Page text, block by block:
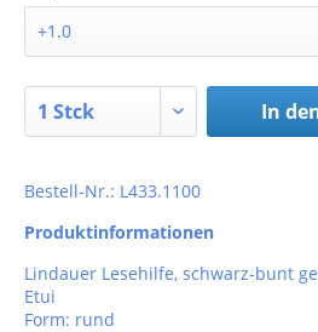
In
Bestell-Nr.: L433.1100
Produktinformationen
Lindauer Lesehilfe, schwarz-bunt
Etui
Form: rund